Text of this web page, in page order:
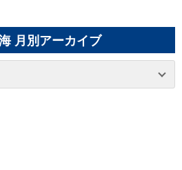
月別アーカイブ